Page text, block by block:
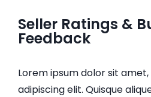
Seller Ratings &
Feedback
Lorem ipsum dolor sit
adipiscing elit. Quisque